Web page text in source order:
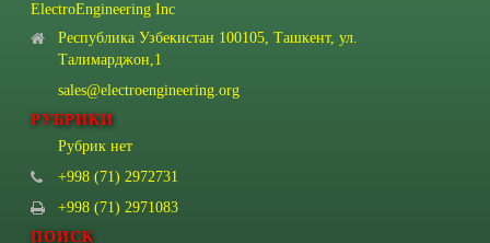
ElectroEngineering Inc
Республика Узбекистан 100105, Ташкент, ул.
Талимарджон,1
sales@electroengineering.org
РУБРИКИ
Рубрик нет
+998 (71) 2972731
+998 (71) 2971083
ПОИСК